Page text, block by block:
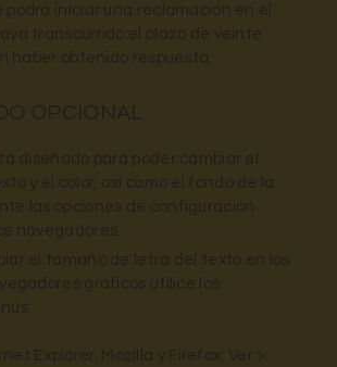
podrá iniciar una reclamación en el
transcurrido el plazo de veinte
haber obtenido respuesta.
OPCIONAL
diseñado para poder cambiar el
y el color, así como el fondo de la
las opciones de configuración
navegadores.
el tamaño de letra del texto en los
gráficos utilice los
Explorer, Mozilla y Firefox: Ver >